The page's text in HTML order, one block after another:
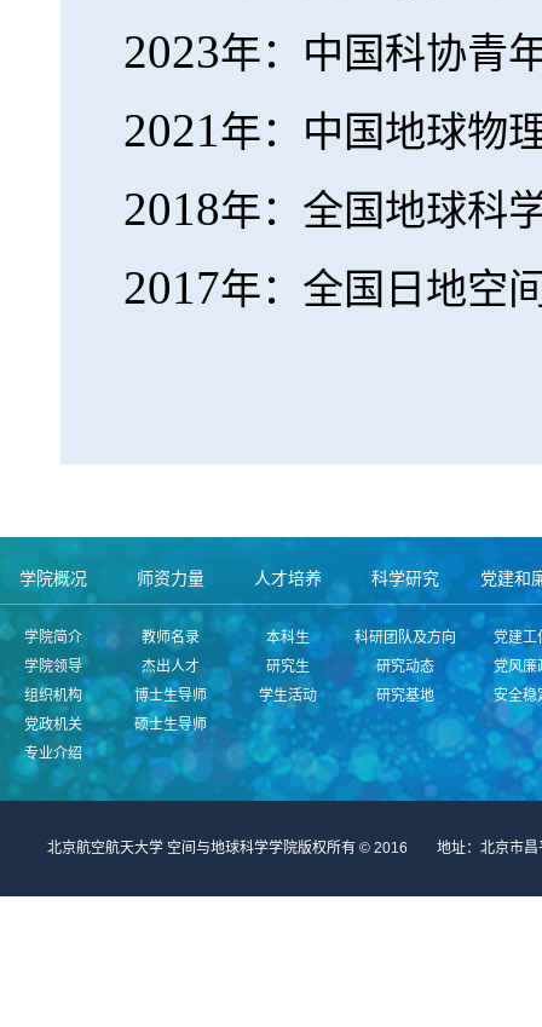
2023年：中国科协青
2021年：中国地球物
2018年：全国地球科
2017年：全国日地空
学院概况
学院简介
学院领导
组织机构
党政机关
专业介绍
师资力量
教师名录
杰出人才
博士生导师
硕士生导师
人才培养
本科生
研究生
学生活动
科学研究
科研团队及方向
研究动态
研究基地
党建和
党建工
党风廉
安全稳
北京航空航天大学 空间与地球科学学院版权所有 © 2016 地址：北京